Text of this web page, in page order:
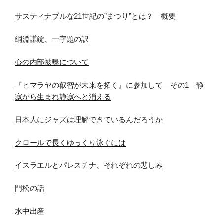
サスティナブルな21世紀の”まつり”とは？ 概要
綱淵謙錠、一字題の訳
心の内部被曝について
『ヒマラヤの叡智が未来を拓く』に参加して その1 静
寂から生まれ静寂へと消える
日本人にジャズは理解できているんだろうか
クロールで長くゆっくり泳ぐには
イスラエルとパレスチナ、それぞれの悲しみ
門松の話
水中出産